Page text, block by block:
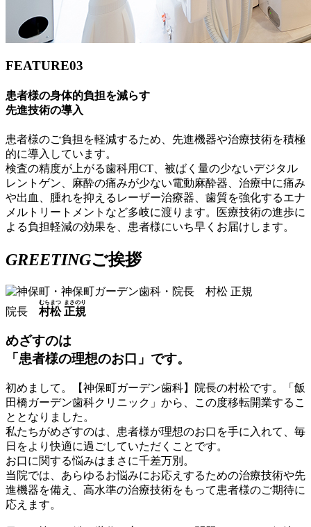
FEATURE03
患者様の身体的負担を減らす
先進技術の導入
患者様のご負担を軽減するため、先進機器や治療技術を積極
的に導入しています。
検査の精度が上がる歯科用CT、被ばく量の少ないデジタル
レントゲン、麻酔の痛みが少ない電動麻酔器、治療中に痛み
や出血、腫れを抑えるレーザー治療器、歯質を強化するエナ
メルトリートメントなど多岐に渡ります。医療技術の進歩に
よる負担軽減の効果を、患者様にいち早くお届けします。
GREETINGご挨拶
院長村松
むらまつ
正規
まさのり
めざすのは
「患者様の理想のお口」です。
初めまして。【神保町ガーデン歯科】院長の村松です。「飯
田橋ガーデン歯科クリニック」から、この度移転開業するこ
ととなりました。
私たちがめざすのは、患者様が理想のお口を手に入れて、毎
日をより快適に過ごしていただくことです。
お口に関する悩みはまさに千差万別。
当院では、あらゆるお悩みにお応えするための治療技術や先
進機器を備え、高水準の治療技術をもって患者様のご期待に
応えます。